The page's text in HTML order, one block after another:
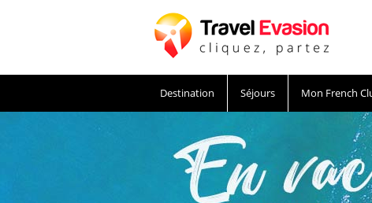
Destination Séjours Mon French